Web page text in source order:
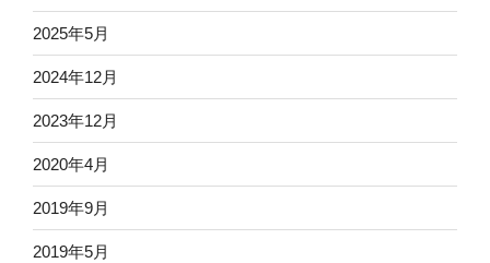
2025年5月
2024年12月
2023年12月
2020年4月
2019年9月
2019年5月